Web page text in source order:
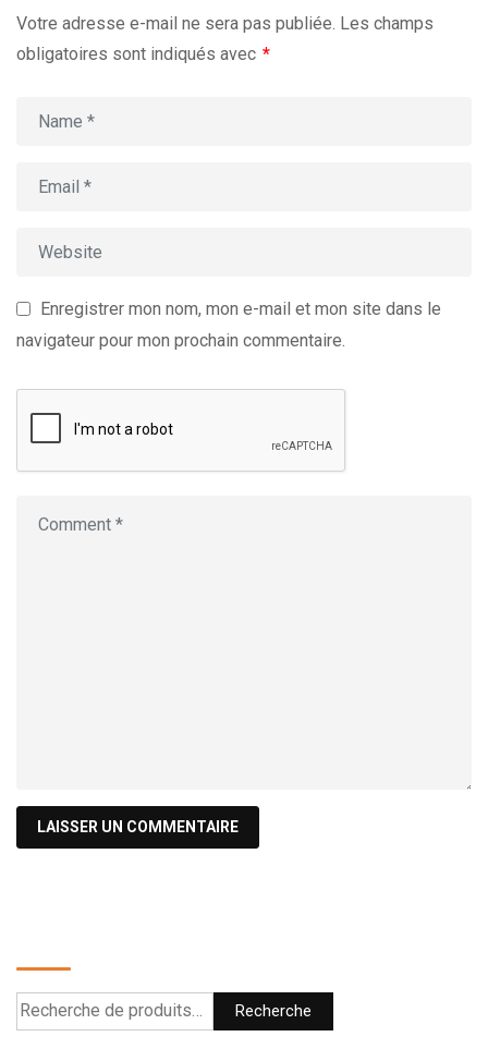
Votre adresse e-mail ne sera pas publiée. Les champs
obligatoires sont indiqués avec *
Enregistrer mon nom, mon e-mail et mon site dans le
navigateur pour mon prochain commentaire.
Recherche